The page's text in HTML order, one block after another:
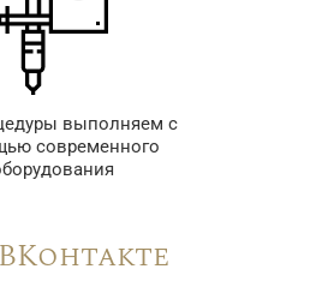
выполняем с
современного